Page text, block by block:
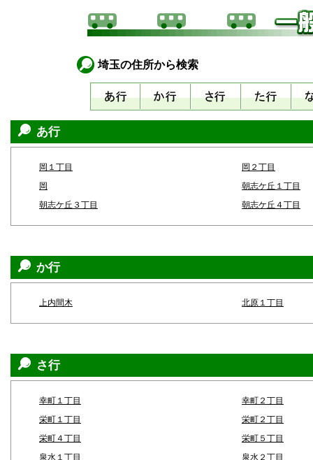
埼玉の住所から検索
あ行
岡１丁目
岡２丁目
岡
朝志ケ丘１丁目
朝志ケ丘３丁目
朝志ケ丘４丁目
か行
上内間木 北原１丁目
さ行
幸町１丁目
幸町２丁目
栄町１丁目
栄町２丁目
栄町４丁目
栄町５丁目
泉水１丁目
泉水２丁目